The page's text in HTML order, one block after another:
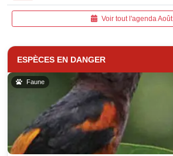
Voir tout l'agenda Août
ESPÈCES EN DANGER
Faune